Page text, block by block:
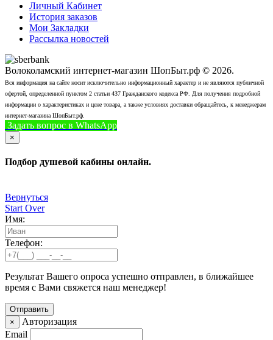
Личный Кабинет
История заказов
Мои Закладки
Рассылка новостей
Волоколамский интернет-магазин ШопБыт.рф © 2026.
Вся информация на сайте носит исключительно информационный характер и не являются публичной
офертой, определенной пунктом 2 статьи 437 Гражданского кодекса РФ. Для получения подробной
информации о характеристиках и цене товара, а также условиях доставки обращайтесь, к менеджерам
интернет-магазина ШопБыт.рф.
Задать вопрос в WhatsApp
×
Подбор душевой кабины онлайн.
Вернуться
Start Over
Имя:
Телефон:
Результат Вашего опроса успешно отправлен, в ближайшее
время с Вами свяжется наш менеджер!
×
Авторизация
Email